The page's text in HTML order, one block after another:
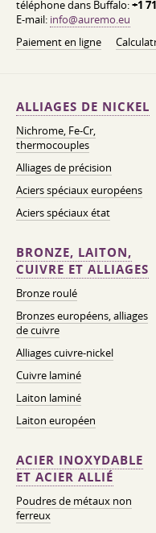
téléphone dans Buffalo:+1
E-mail: info@auremo.eu
Paiement en ligne
ALLIAGES DE NICKEL
Nichrome, Fe-Cr,
thermocouples
Alliages de précision
Aciers spéciaux européens
Aciers spéciaux état
BRONZE, LAITON,
CUIVRE ET ALLIAGES
Bronze roulé
Bronzes européens, alliages
de cuivre
Alliages cuivre-nickel
Cuivre laminé
Laiton laminé
Laiton européen
ACIER INOXYDABLE
ET ACIER ALLIÉ
Poudres de métaux non
ferreux